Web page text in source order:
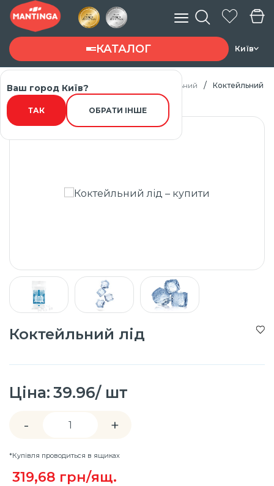
Введите запрос ...
КАТАЛОГ Київ
Ваш город Київ?
ТАК ОБРАТИ ІНШЕ
Головна Каталог товарів Лід коктейльний Коктейльний
Коктейльний лід
Ціна: 39.96/ шт
- +
*Купівля проводиться в ящиках
319,68 грн/ящ.